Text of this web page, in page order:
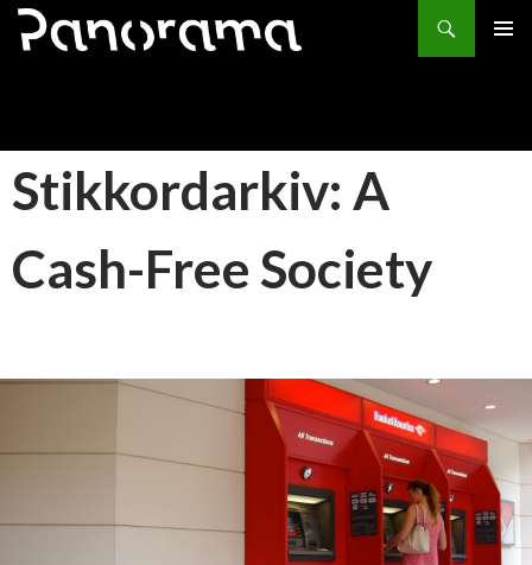
Søk
HOPP
Stikkordarkiv: A
Cash-Free Society